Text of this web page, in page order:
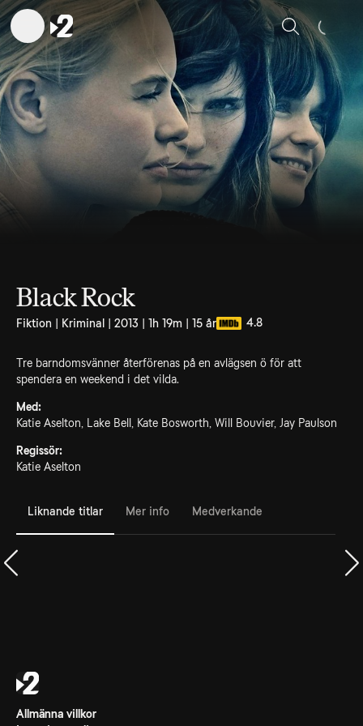
Sök
Black Rock
Fiktion | Kriminal | 2013 | 1h 19m | 15 år 4.8
Tre barndomsvänner återförenas på en avlägsen ö för att
spendera en weekend i det vilda.
Med:
Katie Aselton, Lake Bell, Kate Bosworth, Will Bouvier, Jay Paulson
Regissör:
Katie Aselton
Liknande titlar Mer info Medverkande
Allmänna villkor